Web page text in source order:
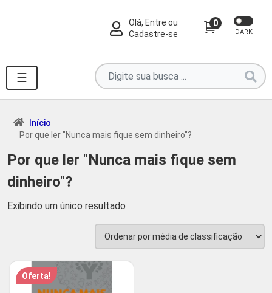
Olá, Entre ou
Cadastre-se
0
DARK
☰
Pesquise
por
produtos
...
Início
Por que ler "Nunca mais fique sem dinheiro"?
Por que ler "Nunca mais fique sem
dinheiro"?
Exibindo um único resultado
Oferta!